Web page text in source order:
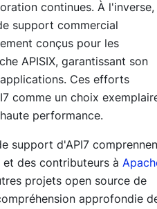
continues. À l'inverse,
support commercial
conçus pour les
APISIX, garantissant son
Ces efforts
comme un choix
performance.
support d'API7
et des contributeurs à
projets open source de
approfondie